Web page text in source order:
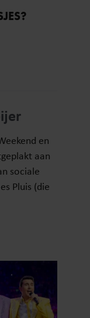
en
aan
sociale
Pluis (die